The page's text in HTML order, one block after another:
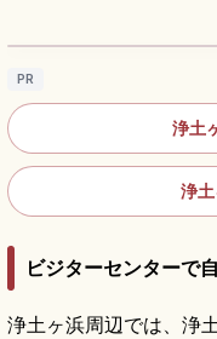
PR
浄土
浄
ビジターセンターで
浄土ヶ浜周辺では、浄